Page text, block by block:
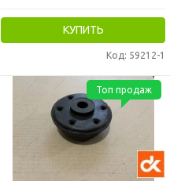
КУПИТЬ
Код: 59212-1
Топ продаж